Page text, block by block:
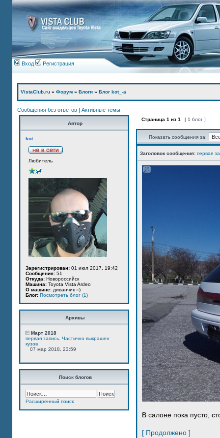
Вход Регистрация
VistaClub.ru » Форум » Блоги » Блог kot_-а
Сообщения без ответов | Активные темы
Автор
kot_
Любитель
Зарегистрирован: 01 июл 2017, 19:42
Сообщения: 51
Откуда: Новороссийск
Машина: Toyota Vista Ardeo
О машине: диванчик =)
Блог: Посмотреть блог (1)
Архивы
Март 2018
первая запись. Частично выкрашен
кузов
07 мар 2018, 23:59
Поиск блогов
Расширенный поиск
Страница 1 из 1 [ 1 блог ]
Показать сообщения за:
Заголовок сообщения: первая
В салоне пока пусто,
[ Продолжено ]